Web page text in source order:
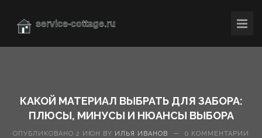
КАКОЙ МАТЕРИАЛ ВЫБРАТЬ ДЛЯ ЗАБОРА:
ПЛЮСЫ, МИНУСЫ И НЮАНСЫ ВЫБОРА
ОПУБЛИКОВАНО 2 ИЮН BY ИЛЬЯ ИВАНОВ — 0 КОММЕНТАРИИ